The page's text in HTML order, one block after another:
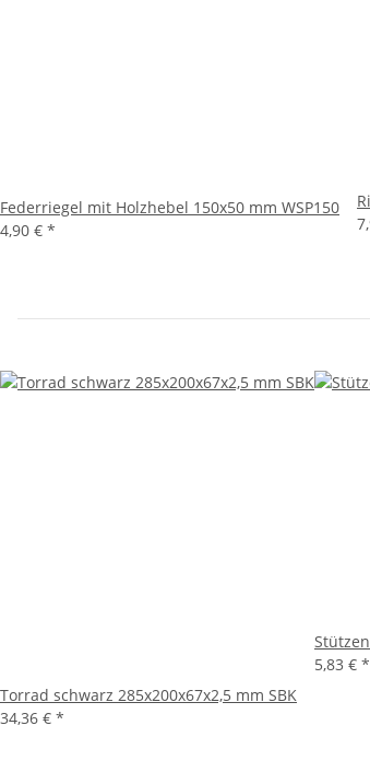
Federriegel mit Holzhebel 150x50 mm WSP150
4,90 € *
Torrad schwarz 285x200x67x2,5 mm SBK
34,36 € *
5,83 € *